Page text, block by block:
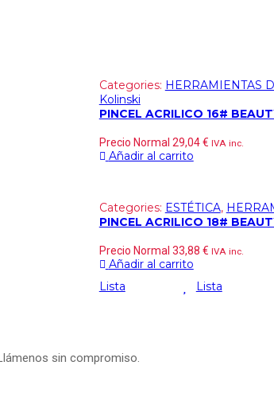
Categories: HERRAMIENTAS
Kolinski
PINCEL ACRILICO 16#
Precio Normal 29,04€ IVA inc.
Añadir al carrito
Categories: ESTÉTICA,
PINCEL ACRILICO 18#
Precio Normal 33,88 € IVA inc.
Añadir al carrito
Lista
Lista
sin compromiso.